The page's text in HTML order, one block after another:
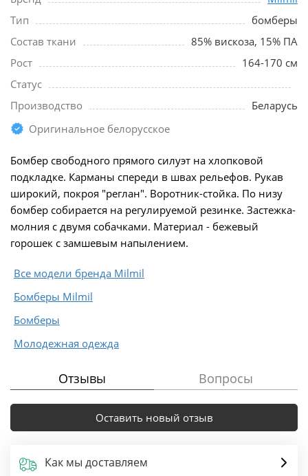
Тип
бомберы
Состав ткани
85% вискоза, 15% ПА
Рост
164-170 см
Статус
Производство
Беларусь
Оригинальное белорусское
Бомбер свободного прямого силуэт на хлопковой
подкладке. Карманы спереди в швах рельефов. Рукав
широкий, покроя "реглан". Воротник-стойка. По низу
бомбер собирается на регулируемой резинке. Застежка-
молния с двумя собачками. Материал - бежевый
горошек с замшевым напылением.
Все модели бренда Milmil
Бомберы Milmil
Бомберы
Молодежная одежда
Отзывы Вопросы
Оставить новый отзыв
Как мы доставляем